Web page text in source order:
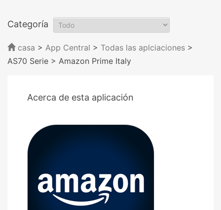
Categoría
casa > App Central > Todas las aplciaciones >
AS70 Serie > Amazon Prime Italy
Acerca de esta aplicación